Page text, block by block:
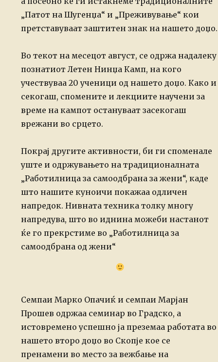
„Патот на Шугенџа“ и „Преживување“ кои
претставуваат заштитен знак на нашето доџо.
Во текот на месецот август, се одржа надалеку
познатиот Летен Нинџа Камп, накого
учествуваа 20 ученици од нашето доџо. Како и
секогаш, спомените и лекциите научени за
време на кампот остануваат засекогаш
врежани во срцето.
Покрај другите активности, би ги споменале
уште и одржувањето натрадиционалната
„Работилница за самоодбрана за жени“, каде
што нашите куноичи покажаа одличен
напредок. Нивната техника толку многу
напредува, што во иднинаможеби настанот
ќе го прекрстиме во „Работилница за
самоодбрана од жени“
Семпаи Марко Опачиќ и семпаи Марјан
Прошев одржаа семинар во Градско, а
истовремено успешно ја преземаа работата во
нашето второ доџо во Скопје кое се
пренамени во место за вежбање на